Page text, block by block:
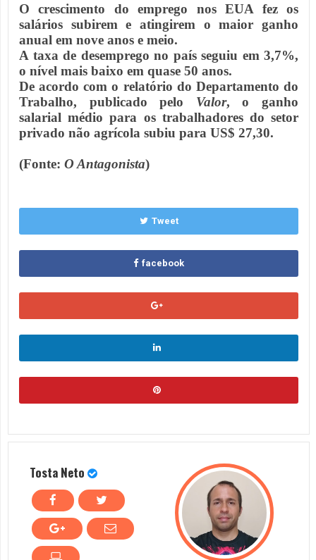
O crescimento do emprego nos EUA fez os
salários subirem e atingirem o maior ganho
anual em nove anos e meio.
A taxa de desemprego no país seguiu em 3,7%,
o nível mais baixo em quase 50 anos.
De acordo com o relatório do Departamento do
Trabalho, publicado pelo Valor, o ganho
salarial médio para os trabalhadores do setor
privado não agrícola subiu para US$ 27,30.
(Fonte: O Antagonista)
Tweet
facebook
Tosta Neto